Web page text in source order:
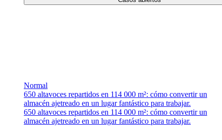
Normal
650 altavoces repartidos en 114 000 m²: cómo convertir un
almacén ajetreado en un lugar fantástico para trabajar.
650 altavoces repartidos en 114 000 m²: cómo convertir un
almacén ajetreado en un lugar fantástico para trabajar.